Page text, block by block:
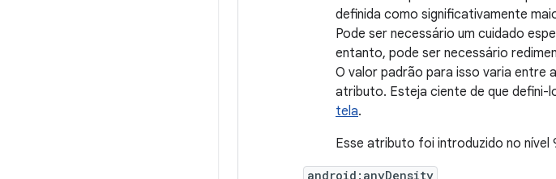
definida como significativamente
Pode ser necessário um cuidado
entanto, pode ser necessário
O valor padrão para isso varia entre
atributo. Esteja ciente de que defini-
tela.
Esse atributo foi introduzido no nível
android:anyDensity